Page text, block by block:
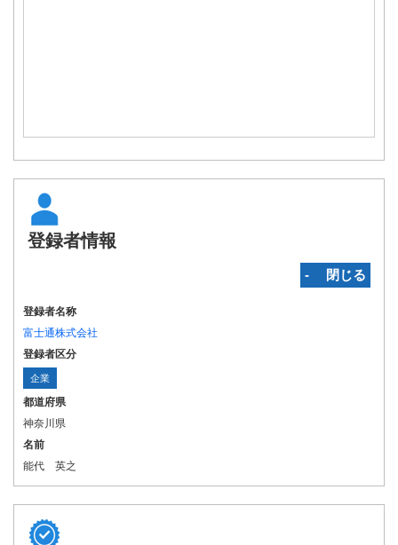
登録者情報
‐ 閉じる
登録者名称
富士通株式会社
登録者区分
企業
都道府県
神奈川県
名前
能代 英之